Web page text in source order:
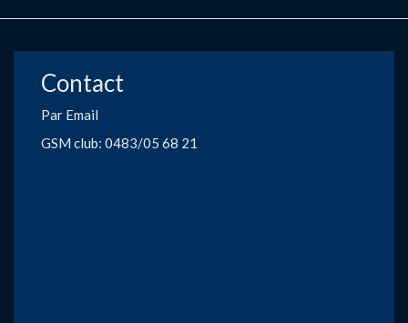
Contact
Par Email
GSM club: 0483/05 68 21